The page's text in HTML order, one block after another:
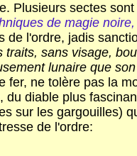
Plusieurs sectes
de magie
l'ordre, jadis
sans visage,
lunaire que
ne tolère pas la
du diable plus
sur les gargouilles)
de l'ordre: